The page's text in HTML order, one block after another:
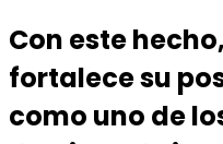
Con este
fortalece su
como uno de